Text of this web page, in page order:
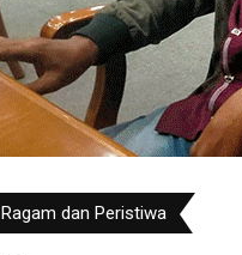
Ragam dan Peristiwa